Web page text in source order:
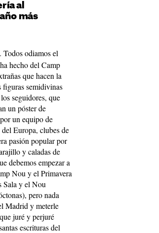
al
más
. Todos odiamos el
hecho del Camp
que hacen la
figuras semidivinas
seguidores, que
un póster de
un equipo de
Europa, clubes de
pasión popular por
y caladas de
debemos empezar a
Nou y el Primavera
Sala y el Nou
pero nada
Madrid y meterle
juré y perjuré
escrituras del